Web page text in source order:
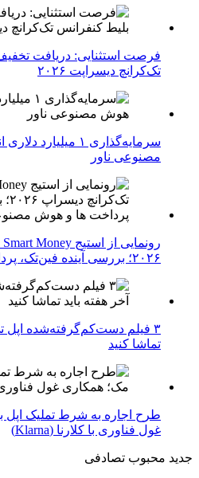
تک‌کرانچ دیسراپت ۲۰۲۶
سرمایه‌گذاری ۱
مصنوعی ناور
۲۰۲۶؛ بررسی آینده فین‌تک، پرداخت‌ ها و هوش مصنوعی
۳ فیلم دست‌کم‌گرفته‌شده اپل
تماشا کنید
طرح اجاره به شرط تملیک اپل
غول فناوری با کلارنا (Klarna)
جدید محبوب تصادفی